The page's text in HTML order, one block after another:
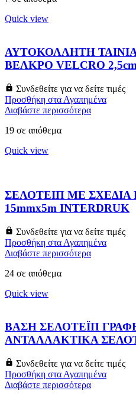
Quick view
ΑΥΤΟΚΟΛΛΗΤΗ
ΒΕΛΚΡΟ VELCRO
Συνδεθείτε για να δείτε τιμές
Προσθήκη στα Αγαπημένα
Διαβάστε περισσότερα
19 σε απόθεμα
Quick view
ΣΕΛΟΤΕΙΠ ΜΕ ΣΧΕΔΙΑ
15mmx5m INTERDRUK
Συνδεθείτε για να δείτε τιμές
Προσθήκη στα Αγαπημένα
Διαβάστε περισσότερα
24 σε απόθεμα
Quick view
ΒΑΣΗ ΣΕΛΟΤΕΪΠ
ΑΝΤΑΛΛΑΚΤΙΚΑ
Συνδεθείτε για να δείτε τιμές
Προσθήκη στα Αγαπημένα
Διαβάστε περισσότερα